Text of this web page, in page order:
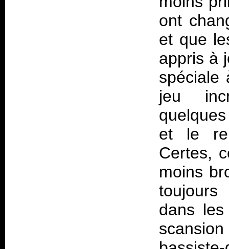
ont
et que
appris à
jeu
et le
Certes,
moins
dans